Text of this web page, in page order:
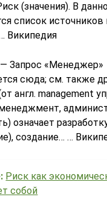
(значения). В
список
Википедия
— Запрос «Менеджер»
сюда; см. также
англ. management
означает
создание… …
Риск как
собой